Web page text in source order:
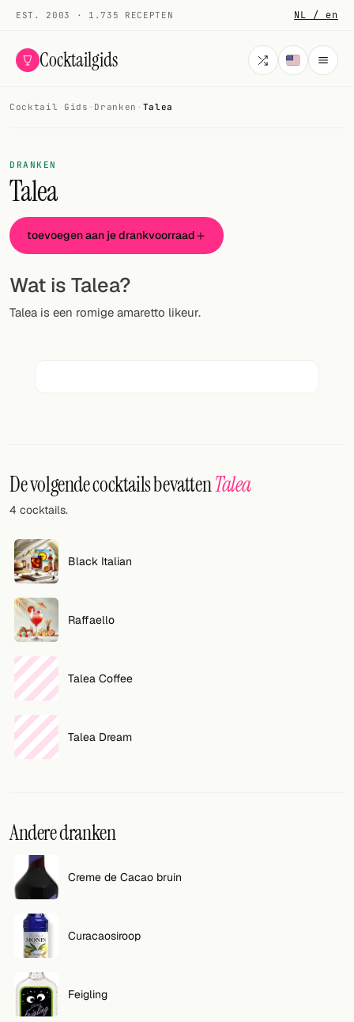
EST. 2003 · 1.735 RECEPTEN NL / en
Cocktailgids
Alle cocktails
Smoothies
Alcoholvrij
Mijn drank
Tools
Cocktail boeken
Cocktail bar
Eenheden
Links
Zoeken
VOLG
RSS
Cocktail app
Cocktail Gids · Dranken · Talea
DRANKEN
Talea
toevoegen aan je drankvoorraad
Wat is Talea?
Talea is een romige amaretto likeur.
De volgende cocktails bevattenTalea
4 cocktails.
Black Italian
Raffaello
Talea Coffee
Talea Dream
Andere dranken
Creme de Cacao bruin
Curacaosiroop
Feigling